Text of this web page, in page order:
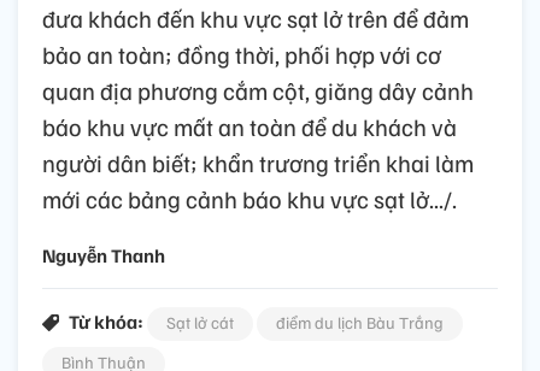
đưa khách đến khu vực sạt lở trên để đảm
bảo an toàn; đồng thời, phối hợp với cơ
quan địa phương cắm cột, giăng dây cảnh
báo khu vực mất an toàn để du khách và
người dân biết; khẩn trương triển khai làm
mới các bảng cảnh báo khu vực sạt lở.../.
Nguyễn Thanh
Từ khóa: Sạt lở cát
điểm du lịch Bàu Trắng
Bình Thuận